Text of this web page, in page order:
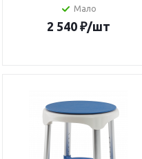
Мало
2 540₽/шт